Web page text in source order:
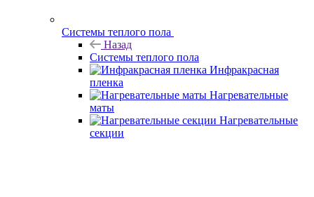
Системы теплого пола
Назад
Системы теплого пола
Инфракрасная
пленка
Нагревательные
маты
Нагревательные
секции